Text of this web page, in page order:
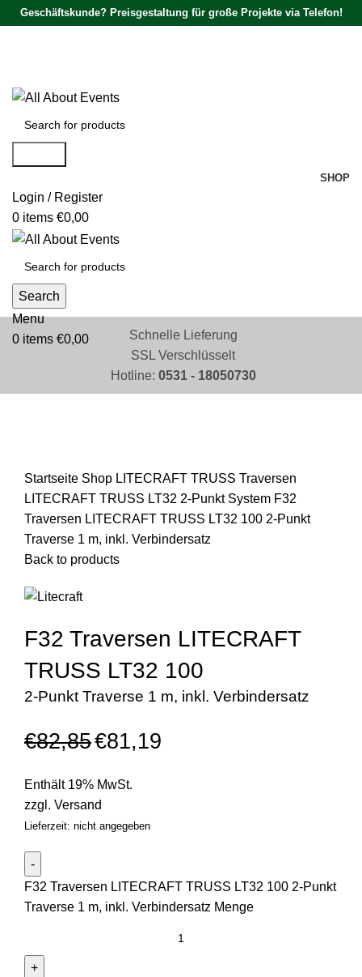
Geschäftskunde? Preisgestaltung für große Projekte via Telefon!
SHOP
Login / Register
0 items €0,00
Search
Menu
0 items €0,00
Schnelle Lieferung
SSL Verschlüsselt
Hotline: 0531 - 18050730
Startseite Shop LITECRAFT TRUSS Traversen
LITECRAFT TRUSS LT32 2-Punkt System F32
Traversen LITECRAFT TRUSS LT32 100 2-Punkt
Traverse 1 m, inkl. Verbindersatz
Back to products
F32 Traversen LITECRAFT
TRUSS LT32 100
2-Punkt Traverse 1 m, inkl. Verbindersatz
€82,85€81,19
Enthält 19% MwSt.
zzgl. Versand
Lieferzeit: nicht angegeben
F32 Traversen LITECRAFT TRUSS LT32 100 2-Punkt
Traverse 1 m, inkl. Verbindersatz Menge